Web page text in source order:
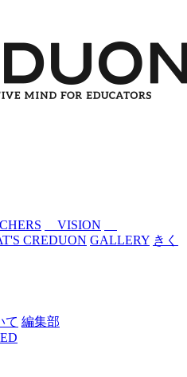
VISION
CREDUON GALLERY きく
て 編集部